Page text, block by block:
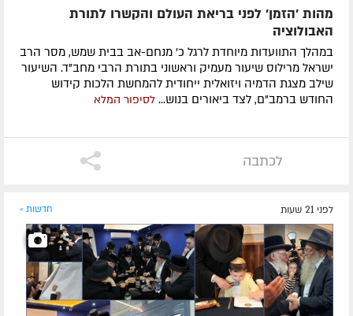
מהות 'הזמן' לפני בריאת העולם והקשרו לתורת
האבולוציה
במהלך התוועדות מיוחדת לרגל כ' מנחם-אב בבית שמש, מסר הרב
ישראל מרילוס שיעור מעמיק וראשוני בתורת הרבי מחב"ד. השיעור
שילב מצגת הדמיה ויזואלית ייחודית להמחשת הלכות קידוש
החודש ברמב"ם, לצד ביאורים בנוש... לסיפור המלא
לכתבה
לפני 21 שעות חדשות »